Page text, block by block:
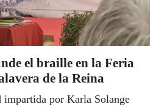
el braille en la Feria
de la Reina
impartida por Karla Solange